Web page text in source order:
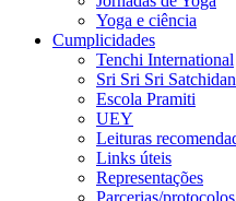
Yoga e ciência
Cumplicidades
Tenchi International
Sri Sri Sri
Escola Pramiti
UEY
Leituras
Links úteis
Representações
Parcerias/protocolos